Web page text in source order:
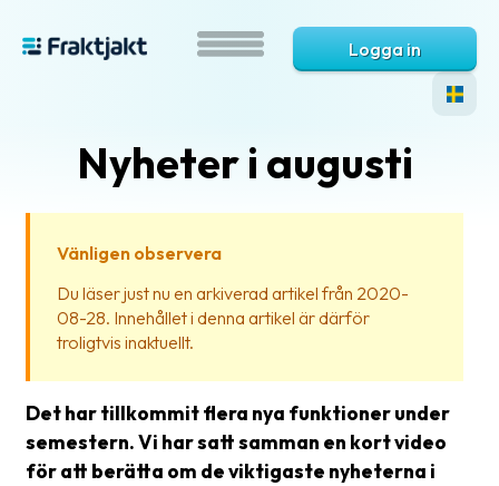
Vad
Hjälp?
Logga in
Nyheter i augusti
Vänligen observera
Du läser just nu en arkiverad artikel från 2020-
08-28. Innehållet i denna artikel är därför
troligtvis inaktuellt.
Det har tillkommit flera nya funktioner under
semestern. Vi har satt samman en kort video
för att berätta om de viktigaste nyheterna i